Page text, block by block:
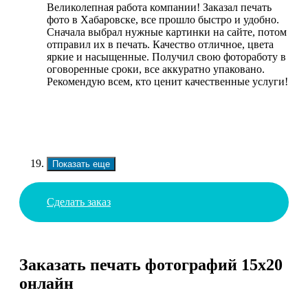
Великолепная работа компании! Заказал печать
фото в Хабаровске, все прошло быстро и удобно.
Сначала выбрал нужные картинки на сайте, потом
отправил их в печать. Качество отличное, цвета
яркие и насыщенные. Получил свою фотоработу в
оговоренные сроки, все аккуратно упаковано.
Рекомендую всем, кто ценит качественные услуги!
Показать еще
Сделать заказ
Заказать печать фотографий 15х20
онлайн